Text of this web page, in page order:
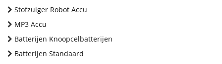
Stofzuiger Robot Accu
MP3 Accu
Batterijen Knoopcelbatterijen
Batterijen Standaard